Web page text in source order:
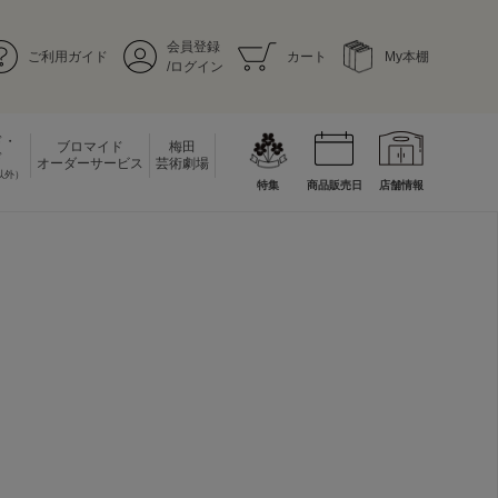
ご利用ガイド
会員登録
/ログイン
カート My本棚
）
ブロマイド
オーダーサービス
梅田
芸術劇場
特集 商品販売日 店舗情報